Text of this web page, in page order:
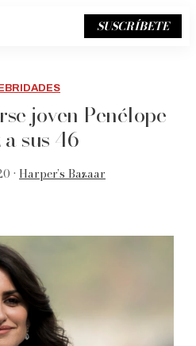
SUSCRÍBETE
joven Penélope
sus 46
• Harper’s Bazaar